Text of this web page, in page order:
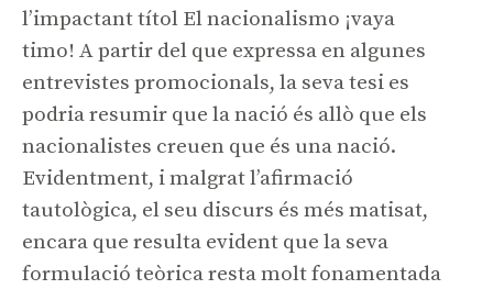
l’impactant títol El nacionalismo ¡vaya
timo! A partir del que expressa en algunes
entrevistes promocionals, la seva tesi es
podria resumir que la nació és allò que els
nacionalistes creuen que és una nació.
Evidentment, i malgrat l’afirmació
tautològica, el seu discurs és més matisat,
encara que resulta evident que la seva
formulació teòrica resta molt fonamentada